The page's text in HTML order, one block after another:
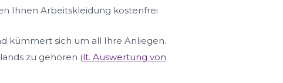
Ihnen Arbeitskleidung kostenfrei
kümmert sich um all Ihre Anliegen.
zu gehören (lt. Auswertung von